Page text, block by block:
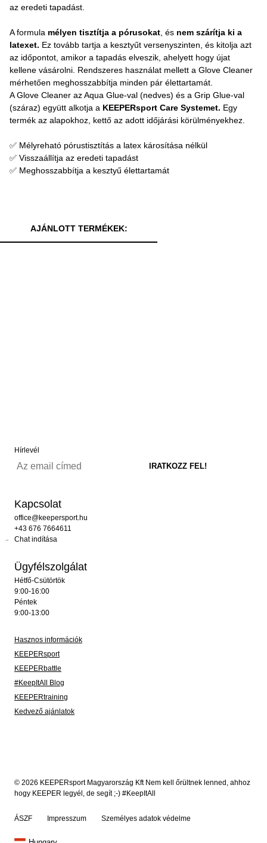
az eredeti tapadást.
A formula mélyen tisztítja a pórusokat , és nem szárítja ki a
latexet. Ez tovább tartja a kesztyűt versenyszinten, és kitolja azt
az időpontot, amikor a tapadás elveszik, ahelyett hogy újat
kellene vásárolni. Rendszeres használat mellett a Glove Cleaner
mérhetően meghosszabbítja minden pár élettartamát.
A Glove Cleaner az Aqua Glue-val (nedves) és a Grip Glue-val
(száraz) együtt alkotja a KEEPERsport Care Systemet. Egy
termék az alapokhoz, kettő az adott időjárási körülményekhez.
✅ Mélyreható pórustisztítás a latex károsítása nélkül
✅ Visszaállítja az eredeti tapadást
✅ Meghosszabbítja a kesztyű élettartamát
AJÁNLOTT TERMÉKEK:
Hírlevél
Kapcsolat
office@keepersport.hu
+43 676 7664611
Chat indítása
Ügyfélszolgálat
Hétfő-Csütörtök
9:00-16:00
Péntek
9:00-13:00
Hasznos információk
KEEPERsport
KEEPERbattle
#KeepItAll Blog
KEEPERtraining
Kedvező ajánlatok
© 2026 KEEPERsport Magyarország Kft Nem kell őrültnek lenned, ahhoz
hogy KEEPER legyél, de segít ;-) #KeepItAll
ÁSZF Impresszum Személyes adatok védelme